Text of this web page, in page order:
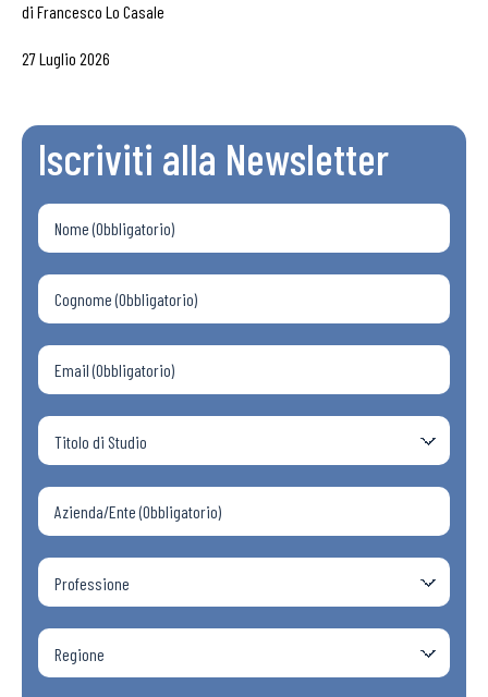
di Francesco Lo Casale
27 Luglio 2026
Iscriviti alla Newsletter